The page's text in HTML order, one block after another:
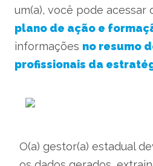
um(a), você pode acessar
plano de ação e
informações no resumo
profissionais da
O(a) gestor(a) estadual